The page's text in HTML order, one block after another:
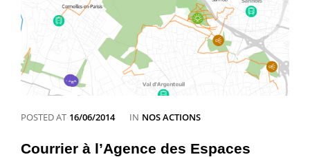
POSTED AT 16/06/2014 IN CATEGORIES
NOS ACTIONS
Courrier à l’Agence des Espaces